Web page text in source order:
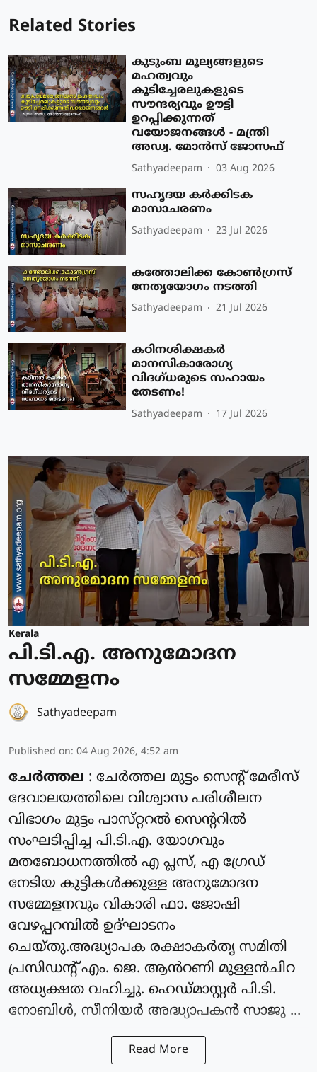
Related Stories
കുടുംബ മൂല്യങ്ങളുടെ
മഹത്വവും
കൂടിച്ചേരലുകളുടെ
സൗന്ദര്യവും ഊട്ടി
ഉറപ്പിക്കുന്നത്
വയോജനങ്ങള്‍ - മന്ത്രി
അഡ്വ. മോന്‍സ് ജോസഫ്
Sathyadeepam 03 Aug 2026
സഹൃദയ കർക്കിടക
മാസാചരണം
Sathyadeepam 23 Jul 2026
കത്തോലിക്ക കോൺഗ്രസ്
നേതൃയോഗം നടത്തി
Sathyadeepam 21 Jul 2026
കഠിനശിക്ഷകർ
മാനസികാരോഗ്യ
വിദഗ്ധരുടെ സഹായം
തേടണം!
Sathyadeepam 17 Jul 2026
Kerala
പി.ടി.എ. അനുമോദന
സമ്മേളനം
Sathyadeepam
Published on: 04 Aug 2026, 4:52 am
ചേർത്തല : ചേർത്തല മുട്ടം സെൻ്റ് മേരീസ്
ദേവാലയത്തിലെ വിശ്വാസ പരിശീലന
വിഭാഗം മുട്ടം പാസ്‌റ്ററൽ സെന്ററിൽ
സംഘടിപ്പിച്ച പി.ടി.എ. യോഗവും
മതബോധനത്തിൽ എ പ്ലസ്, എ ഗ്രേഡ്
നേടിയ കുട്ടികൾക്കുള്ള അനുമോദന
സമ്മേളനവും വികാരി ഫാ. ജോഷി
വേഴപ്പറമ്പിൽ ഉദ്ഘാടനം
ചെയ്തു.അദ്ധ്യാപക രക്ഷാകർതൃ സമിതി
പ്രസിഡന്റ്‌ എം. ജെ. ആൻറണി മുള്ളൻചിറ
അധ്യക്ഷത വഹിച്ചു. ഹെഡ്മാസ്റ്റർ പി.ടി.
നോബിൾ, സീനിയർ അദ്ധ്യാപകൻ സാജു ...
Read More